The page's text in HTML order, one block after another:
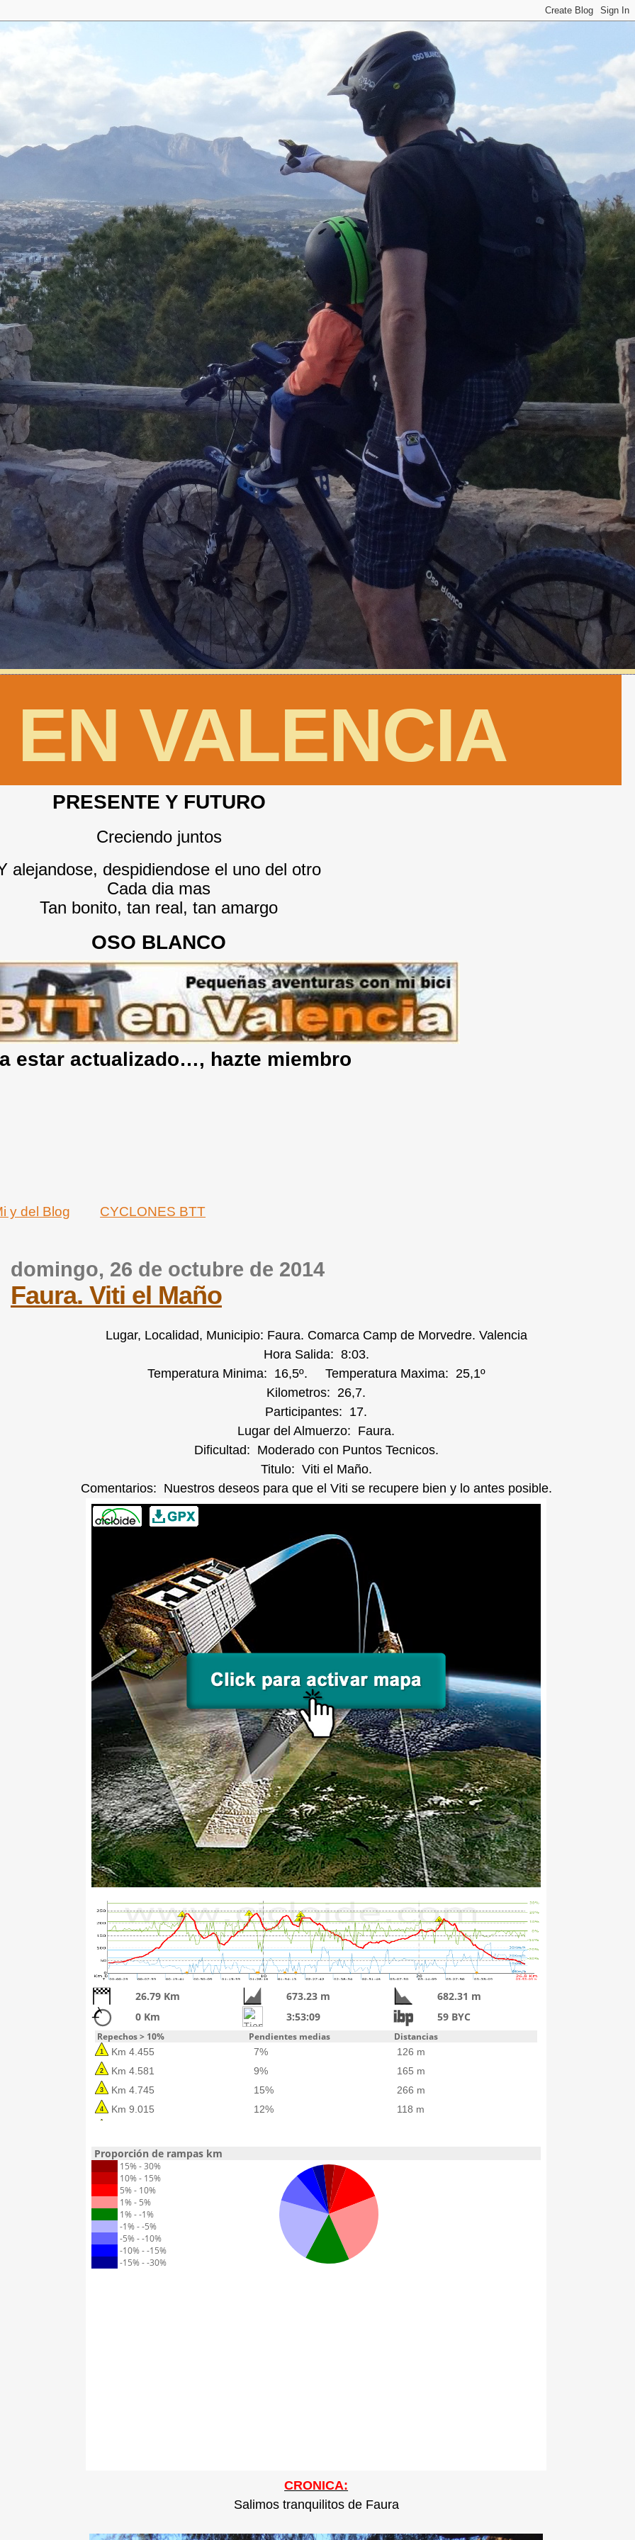
VALENCIA
PRESENTE Y FUTURO
Creciendo juntos
alejandose, despidiendose el uno del otro
Cada dia mas
Tan bonito, tan real, tan amargo
OSO BLANCO
estar actualizado…, hazte miembro
y del Blog CYCLONES BTT
domingo, 26 de octubre de 2014
Faura. Viti el Maño
Lugar, Localidad, Municipio: Faura. Comarca Camp de Morvedre. Valencia
Hora Salida: 8:03.
Temperatura Minima: 16,5º. Temperatura Maxima: 25,1º
Kilometros: 26,7.
Participantes: 17.
Lugar del Almuerzo: Faura.
Dificultad: Moderado con Puntos Tecnicos.
Titulo: Viti el Maño.
Comentarios: Nuestros deseos para que el Viti se recupere bien y lo antes posible.
CRONICA:
Salimos tranquilitos de Faura